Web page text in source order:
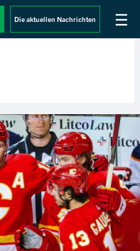
☰
Die aktuellen Nachrichten